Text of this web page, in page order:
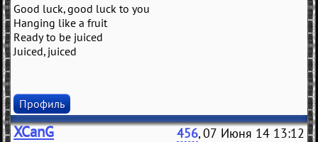
Good luck, good luck to you
Hanging like a fruit
Ready to be juiced
Juiced, juiced
Профиль
XCanG 456, 07 Июня 14 13:12